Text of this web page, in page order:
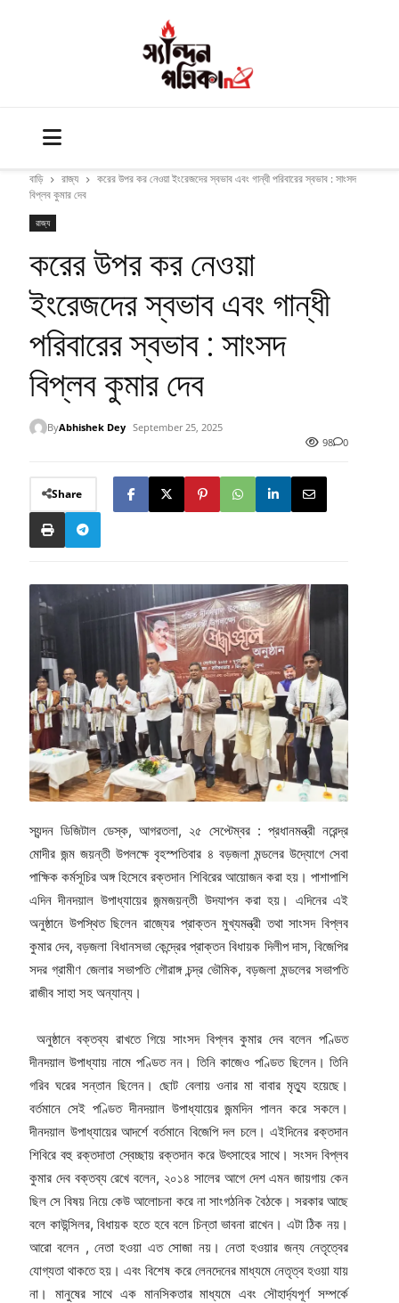
বাড়ি রাজ্য
করের উপর কর নেওয়া ইংরেজদের স্বভাব এবং গান্ধী পরিবারের স্বভাব : সাংসদ
বিপ্লব কুমার দেব
রাজ্য
করের উপর কর নেওয়া
ইংরেজদের স্বভাব এবং গান্ধী
পরিবারের স্বভাব : সাংসদ
বিপ্লব কুমার দেব
ByAbhishek Dey September 25, 2025
98
0
Share
স্যন্দন ডিজিটাল ডেস্ক, আগরতলা, ২৫ সেপ্টেম্বর : প্রধানমন্ত্রী নরেন্দ্র
মোদীর জন্ম জয়ন্তী উপলক্ষে বৃহস্পতিবার ৪ বড়জলা মন্ডলের উদ্যোগে সেবা
পাক্ষিক কর্মসূচির অঙ্গ হিসেবে রক্তদান শিবিরের আয়োজন করা হয়। পাশাপাশি
এদিন দীনদয়াল উপাধ্যায়ের জন্মজয়ন্তী উদযাপন করা হয়। এদিনের এই
অনুষ্ঠানে উপস্থিত ছিলেন রাজ্যের প্রাক্তন মুখ্যমন্ত্রী তথা সাংসদ বিপ্লব
কুমার দেব, বড়জলা বিধানসভা কেন্দ্রের প্রাক্তন বিধায়ক দিলীপ দাস, বিজেপির
সদর গ্রামীণ জেলার সভাপতি গৌরাঙ্গ চন্দ্র ভৌমিক, বড়জলা মন্ডলের সভাপতি
রাজীব সাহা সহ অন্যান্য।
অনুষ্ঠানে বক্তব্য রাখতে গিয়ে সাংসদ বিপ্লব কুমার দেব বলেন পণ্ডিত
দীনদয়াল উপাধ্যায় নামে পণ্ডিত নন। তিনি কাজেও পণ্ডিত ছিলেন। তিনি
গরিব ঘরের সন্তান ছিলেন। ছোট বেলায় ওনার মা বাবার মৃত্যু হয়েছে।
বর্তমানে সেই পণ্ডিত দীনদয়াল উপাধ্যায়ের জন্মদিন পালন করে সকলে।
দীনদয়াল উপাধ্যায়ের আদর্শে বর্তমানে বিজেপি দল চলে। এইদিনের রক্তদান
শিবিরে বহু রক্তদাতা স্বেচ্ছায় রক্তদান করে উৎসাহের সাথে। সংসদ বিপ্লব
কুমার দেব বক্তব্য রেখে বলেন, ২০১৪ সালের আগে দেশ এমন জায়গায় কেন
ছিল সে বিষয় নিয়ে কেউ আলোচনা করে না সাংগঠনিক বৈঠকে। সরকার আছে
বলে কাউন্সিলর, বিধায়ক হতে হবে বলে চিন্তা ভাবনা রাখেন। এটা ঠিক নয়।
আরো বলেন , নেতা হওয়া এত সোজা নয়। নেতা হওয়ার জন্য নেতৃত্বের
যোগ্যতা থাকতে হয়। এবং বিশেষ করে লেনদেনের মাধ্যমে নেতৃত্ব হওয়া যায়
না। মানুষের সাথে এক মানসিকতার মাধ্যমে এবং সৌহার্দ্যপূর্ণ সম্পর্কে